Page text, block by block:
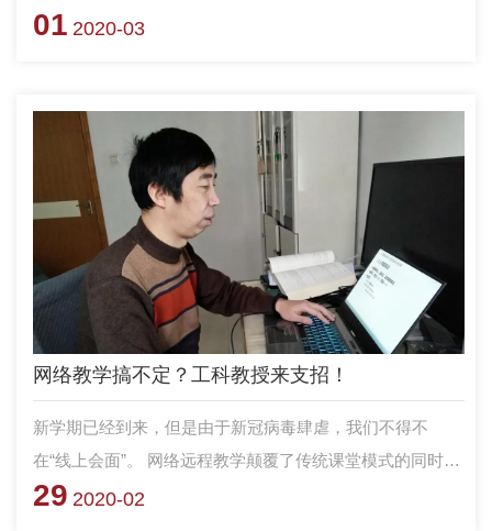
学正在如火如荼地有序开展。由于“雨课堂”短时间内用户数
ZOOM、Welink、钉钉等，都完全能够胜任网上授课，还可
以实时与学生互动，为什么还要使用雨课堂？” 对于这个疑
问，国防科技大学系统工程学院魏迎梅老师给出了她的回
答。
01 2020-03
网络教学搞不定？工科教授来支招！
新学期已经到来，但是由于新冠病毒肆虐，我们不得不
在“线上会面”。 网络远程教学颠覆了传统课堂模式的同时，
也为教员们的教学工作带来极大的挑战。想想看，面对一个
29 2020-02